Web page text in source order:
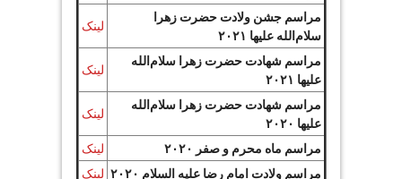
مراسم جشن ولادت حضرت زهرا
سلام‌الله علیها ۲۰۲۱
لینک
مراسم شهادت حضرت زهرا سلام‌الله
علیها ۲۰۲۱
لینک
مراسم شهادت حضرت زهرا سلام‌الله
علیها ۲۰۲۰
لینک
مراسم ماه محرم و صفر ۲۰۲۰
لینک
مراسم ولادت امام رضا علیه السلام ۲۰۲۰
لینک